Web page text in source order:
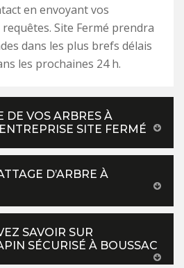
en envoyant vos
Site Fermé prendra
dans les plus brefs délais
les prochaines 24 h.
DE VOS ARBRES À
SITE FERMÉ
D’ARBRE À
SAVOIR SUR
SÉCURISÉ À BOUSSAC